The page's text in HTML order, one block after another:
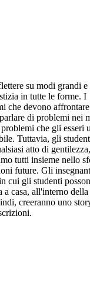
su modi grandi
in tutte le forme. I
che devono
di problemi nei
che gli esseri
Tuttavia, gli
atto di
tutti insieme nello
future. Gli
cui gli studenti
casa, all'interno
creeranno uno